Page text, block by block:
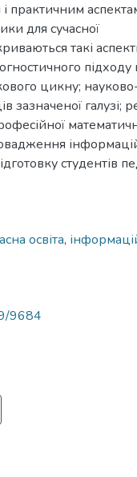
практичним
для сучасної
такі
підходу
цикну;
галузі;
студентів
освіта,
9684